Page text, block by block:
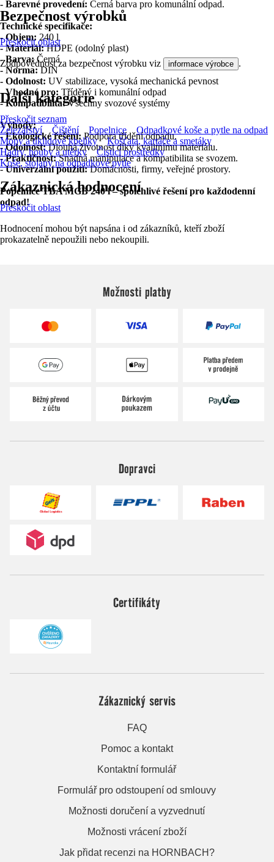
- Barevné provedení: Černá barva pro komunální odpad.
Technické specifikace:
- Objem: 240 l
- Materiál:HDPE (odolný plast)
- Barva:Černá
- Norma:DIN
- Odolnost: UV stabilizace, vysoká mechanická pevnost
- Vhodné pro: Tříděný i komunální odpad
- Kompatibilita:Všechny svozové systémy
Výhody:
-Ekologické řešení:Podpora třídění odpadu.
-Odolnost:Dlouhá životnost díky kvalitnímu materiálu.
-Praktičnost:Snadná manipulace a kompatibilita se svozem.
-Univerzální použití:Domácnosti, firmy, veřejné prostory.
Popelnice TBA MGB 240 l – spolehlivé řešení pro každodenní
odpad!
Bezpečnost výrobků
Přeskočit oblast
Zodpovědnost za bezpečnost výrobku viz informace výrobce .
Další kategorie
Přeskočit seznam
Železářství
Čištění Popelnice
Odpadkové koše a pytle na odpad
Mopy a úklidové kbelíky
Košťata, kartáče a smetáky
Hadry, houby a utěrky
Čisticí prostředky
Koše, stojany na odpadkové pytle
Zákaznická hodnocení
Přeskočit oblast
Hodnocení mohou být napsána i od zákazníků, kteří zboží
prokazatelně nepoužili nebo nekoupili.
Možnosti platby
Dopravci
Certifikáty
Zákaznický servis
FAQ
Pomoc a kontakt
Kontaktní formulář
Formulář pro odstoupení od smlouvy
Možnosti doručení a vyzvednutí
Možnosti vrácení zboží
Jak přidat recenzi na HORNBACH?